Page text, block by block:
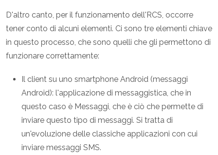
D'altro canto, per il funzionamento dell'RCS, occorre
tener conto di alcuni elementi. Ci sono tre elementi chiave
in questo processo, che sono quelli che gli permettono di
funzionare correttamente:
Il client su uno smartphone Android (messaggi
Android): l'applicazione di messaggistica, che in
questo caso è Messaggi, che è ciò che permette di
inviare questo tipo di messaggi. Si tratta di
un'evoluzione delle classiche applicazioni con cui
inviare messaggi SMS.